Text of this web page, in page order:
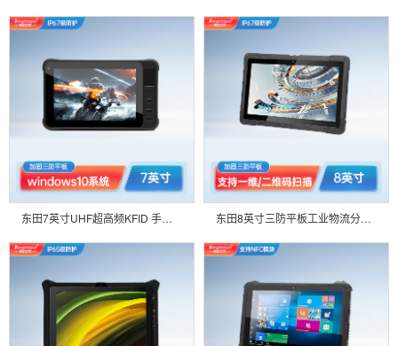
东田7英寸UHF超高频KFID 手持式工业三防加固便携笔记本平板电脑ip67 DTZ-I0708E 东田8英寸三防平板工业物流分拣IP67 支持NFC/MES生产管理系统终端DTZ-I0808E